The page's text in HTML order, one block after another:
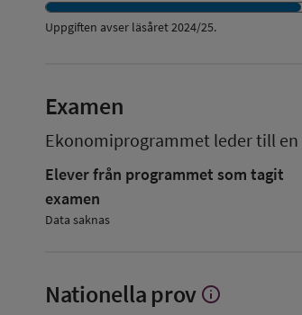
Uppgiften avser läsåret2024/25.
Examen
Ekonomiprogrammet leder till en
Elever från programmet som tagit
examen
Data saknas
Nationella prov Visa
info